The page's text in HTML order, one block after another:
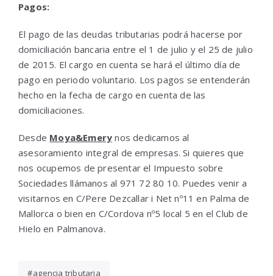
Pagos:
El pago de las deudas tributarias podrá hacerse por
domiciliación bancaria entre el 1 de julio y el 25 de julio
de 2015. El cargo en cuenta se hará el último día de
pago en periodo voluntario. Los pagos se entenderán
hecho en la fecha de cargo en cuenta de las
domiciliaciones.
Desde Moya&Emery nos dedicamos al
asesoramiento integral de empresas. Si quieres que
nos ocupemos de presentar el Impuesto sobre
Sociedades llámanos al 971 72 80 10. Puedes venir a
visitarnos en C/Pere Dezcallar i Net nº11 en Palma de
Mallorca o bien en C/Cordova nº5 local 5 en el Club de
Hielo en Palmanova.
agencia tributaria